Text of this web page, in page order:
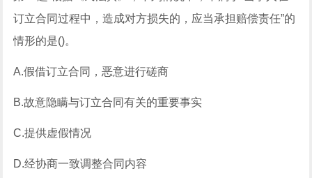
订立合同过程中，造成对方损失的，应当承担赔偿责任”的
情形的是()。
A.假借订立合同，恶意进行磋商
B.故意隐瞒与订立合同有关的重要事实
C.提供虚假情况
D.经协商一致调整合同内容